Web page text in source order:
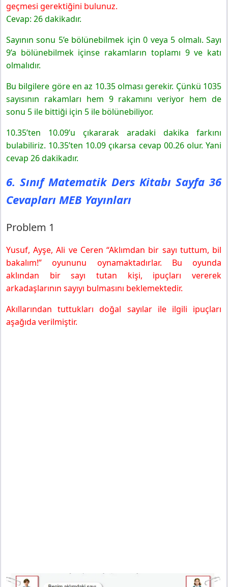
geçmesi gerektiğini bulunuz.
Cevap: 26 dakikadır.
Sayının sonu 5’e bölünebilmek için 0 veya 5 olmalı. Sayı
9’a bölünebilmek içinse rakamların toplamı 9 ve katı
olmalıdır.
Bu bilgilere göre en az 10.35 olması gerekir. Çünkü 1035
sayısının rakamları hem 9 rakamını veriyor hem de
sonu 5 ile bittiği için 5 ile bölünebiliyor.
10.35’ten 10.09’u çıkararak aradaki dakika farkını
bulabiliriz. 10.35’ten 10.09 çıkarsa cevap 00.26 olur. Yani
cevap 26 dakikadır.
6. Sınıf Matematik Ders Kitabı Sayfa 36
Cevapları MEB Yayınları
Problem 1
Yusuf, Ayşe, Ali ve Ceren “Aklımdan bir sayı tuttum, bil
bakalım!” oyununu oynamaktadırlar. Bu oyunda
aklından bir sayı tutan kişi, ipuçları vererek
arkadaşlarının sayıyı bulmasını beklemektedir.
Akıllarından tuttukları doğal sayılar ile ilgili ipuçları
aşağıda verilmiştir.